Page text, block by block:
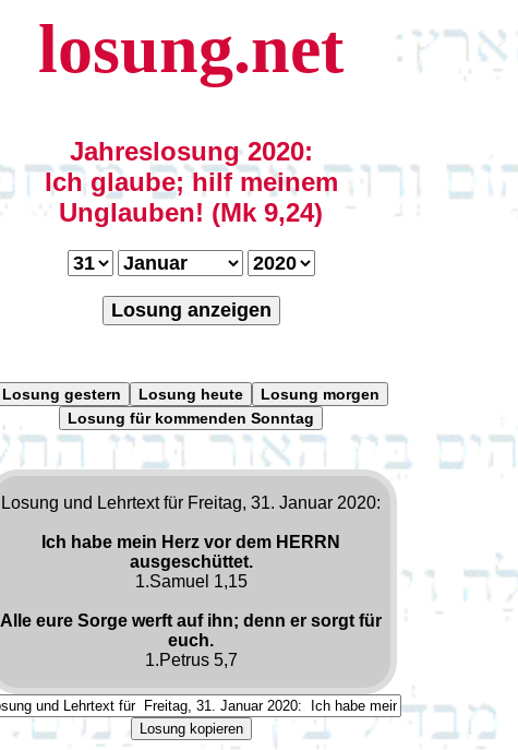
losung.net
Jahreslosung 2020:
Ich glaube; hilf meinem
Unglauben! (Mk 9,24)
Losung anzeigen
Losung gestern Losung heute
Losung morgen
Losung für kommenden Sonntag
Losung und Lehrtext für Freitag, 31. Januar 2020:
Ich habe mein Herz vor dem HERRN
ausgeschüttet.
1.Samuel 1,15
Alle eure Sorge werft auf ihn; denn er sorgt für
euch.
1.Petrus 5,7
Losung kopieren